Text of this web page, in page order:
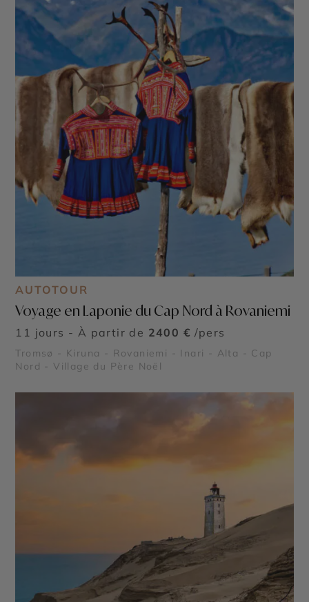
AUTOTOUR
Voyage en Laponie du Cap Nord à Rovaniemi
11 jours - À partir de 2400 € /pers
Tromsø - Kiruna - Rovaniemi - Inari - Alta - Cap
Nord - Village du Père Noël